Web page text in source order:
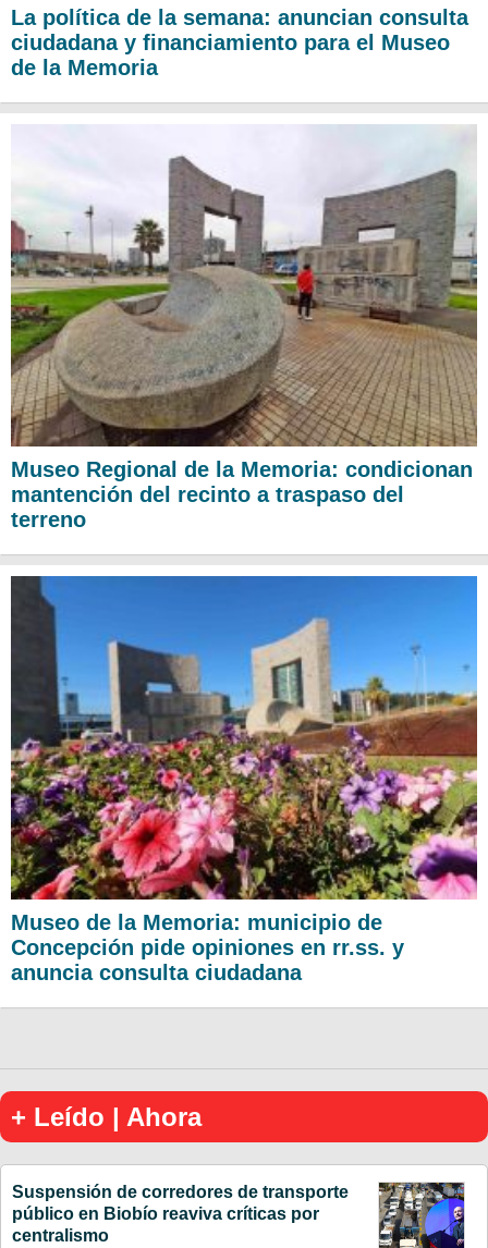
La política de la semana: anuncian consulta
ciudadana y financiamiento para el Museo
de la Memoria
Museo Regional de la Memoria: condicionan
mantención del recinto a traspaso del
terreno
Museo de la Memoria: municipio de
Concepción pide opiniones en rr.ss. y
anuncia consulta ciudadana
+ Leído | Ahora
Suspensión de corredores de transporte
público en Biobío reaviva críticas por
centralismo